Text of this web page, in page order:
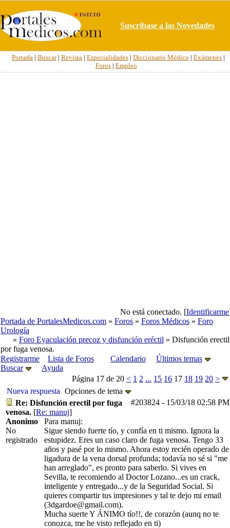
Suscríbase a las Novedades
Portada | Buscar| Revista | Especialidades | Diccionario Médico | Exámenes |
Foros| Empleo
No está conectado. [Identificarme
Portada de PortalesMedicos.com » Foros » Foros Médicos » Foro
Urología
» Foro Eyaculación precoz y disfunción eréctil » Disfunción erectil
por fuga venosa.
Registrarme
Lista de Foros Calendario
Últimos temas
Buscar
Ayuda
Página 17 de 20 < 1 2 ... 15 16 17 18 19 20 >
Nueva respuesta Opciones de tema
#203824 - 15/03/18 02:58 PM
Re: Disfunción erectil por fuga
venosa. [Re: manuj]
Anonimo
No
registrado
Para manuj:
Sigue siendo fuerte tío, y confía en ti mismo. Ignora la
estupidez. Eres un caso claro de fuga venosa. Tengo 33
años y pasé por lo mismo. Ahora estoy recién operado de
ligadura de la vena dorsal profunda; todavía no sé si "me
han arreglado", es pronto para saberlo. Si vives en
Sevilla, te recomiendo al Doctor Lozano...es un crack,
inteligente y entregado...y de la Seguridad Social. Si
quieres compartir tus impresiones y tal te dejo mi email
(3dgardoe@gmail.com).
Mucha suerte Y ÁNIMO tío!!, de corazón (aunq no te
conozca, me he visto reflejado en ti)